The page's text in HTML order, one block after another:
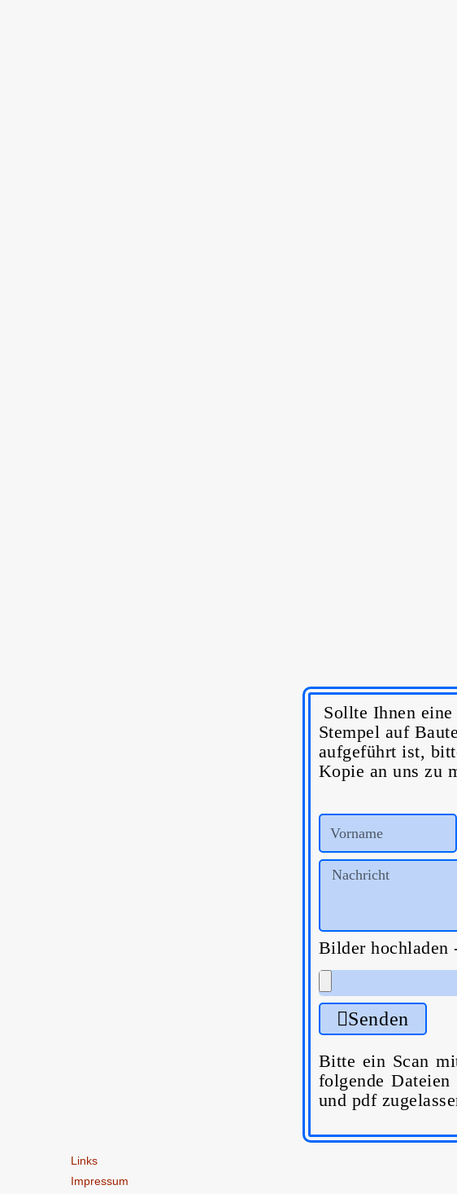
Sollte Ihnen
Stempel auf
aufgeführt ist,
Kopie an uns zu
Bilder hochladen
Senden
Bitte ein Scan
folgende
und pdf
Links
Impressum